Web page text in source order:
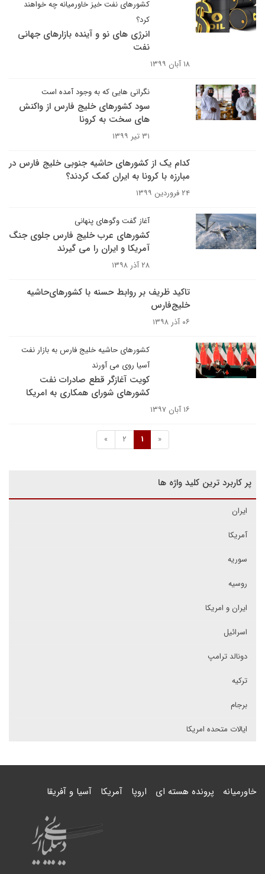
کشورهای نفت خیز خاورمیانه چه خواهند
کرد؟
انرژی های نو و آینده بازارهای جهانی
نفت
۱۸ آبان ۱۳۹۹
نگرانی هایی که به وجود آمده است
سود کشورهای خلیج فارس از واکنش
های سخت به کرونا
۳۱ تیر ۱۳۹۹
کدام یک از کشورهای حاشیه جنوبی خلیج فارس در
مبارزه با کرونا به ایران کمک کردند؟
۲۴ فروردین ۱۳۹۹
آغاز گفت وگوهای پنهانی
کشورهای عرب خلیج فارس جلوی جنگ
آمریکا و ایران را می گیرند
۲۸ آذر ۱۳۹۸
تاکید ظریف بر روابط حسنه با کشور‌های‌حاشیه
خلیج‌فارس
۰۶ آذر ۱۳۹۸
کشورهای حاشیه خلیج فارس به بازار نفت
آسیا روی می آورند
کویت آغازگر قطع صادرات نفت
کشورهای شورای همکاری به امریکا
۱۶ آبان ۱۳۹۷
«
1
2
»
پر کاربرد ترین کلید واژه ها
ایران
آمریکا
سوریه
روسیه
ایران و امریکا
اسرائیل
دونالد ترامپ
ترکیه
برجام
ایالات متحده امریکا
خاورمیانه پرونده هسته ای اروپا آمریکا آسیا و آفریقا